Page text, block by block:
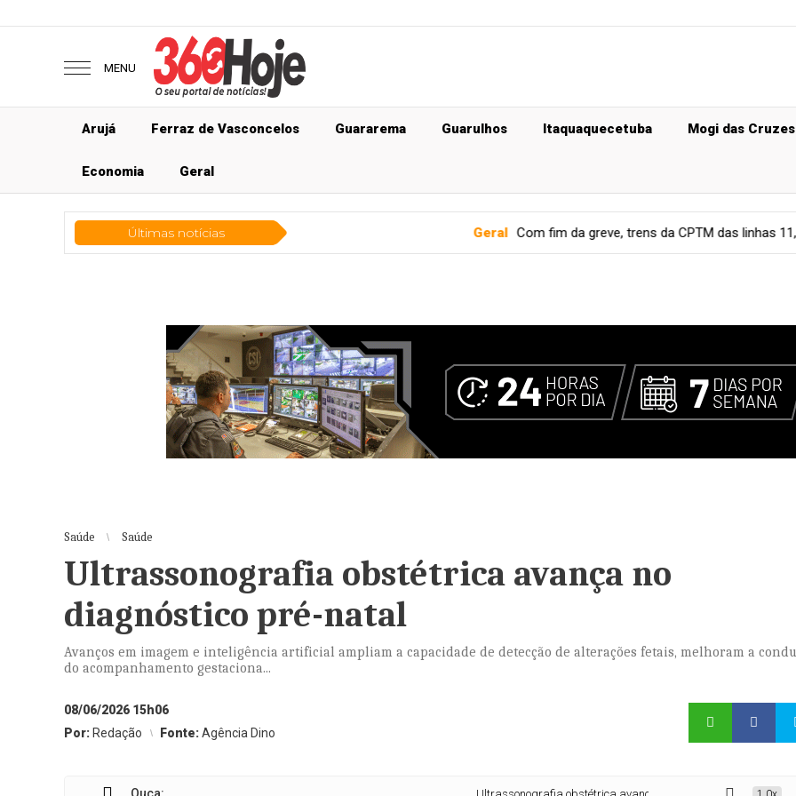
MENU
Arujá Ferraz de Vasconcelos Guararema Guarulhos Itaquaquecetuba Mogi das Cruzes
Economia Geral
Últimas notícias Com fim da greve, trens da CPTM das linhas 11, 12 e 13 voltam a
Saúde Saúde
Ultrassonografia obstétrica avança no
diagnóstico pré-natal
Avanços em imagem e inteligência artificial ampliam a capacidade de detecção de alterações fetais, melhoram a
do acompanhamento gestaciona...
08/06/2026 15h06
Por: Redação Fonte:Agência Dino